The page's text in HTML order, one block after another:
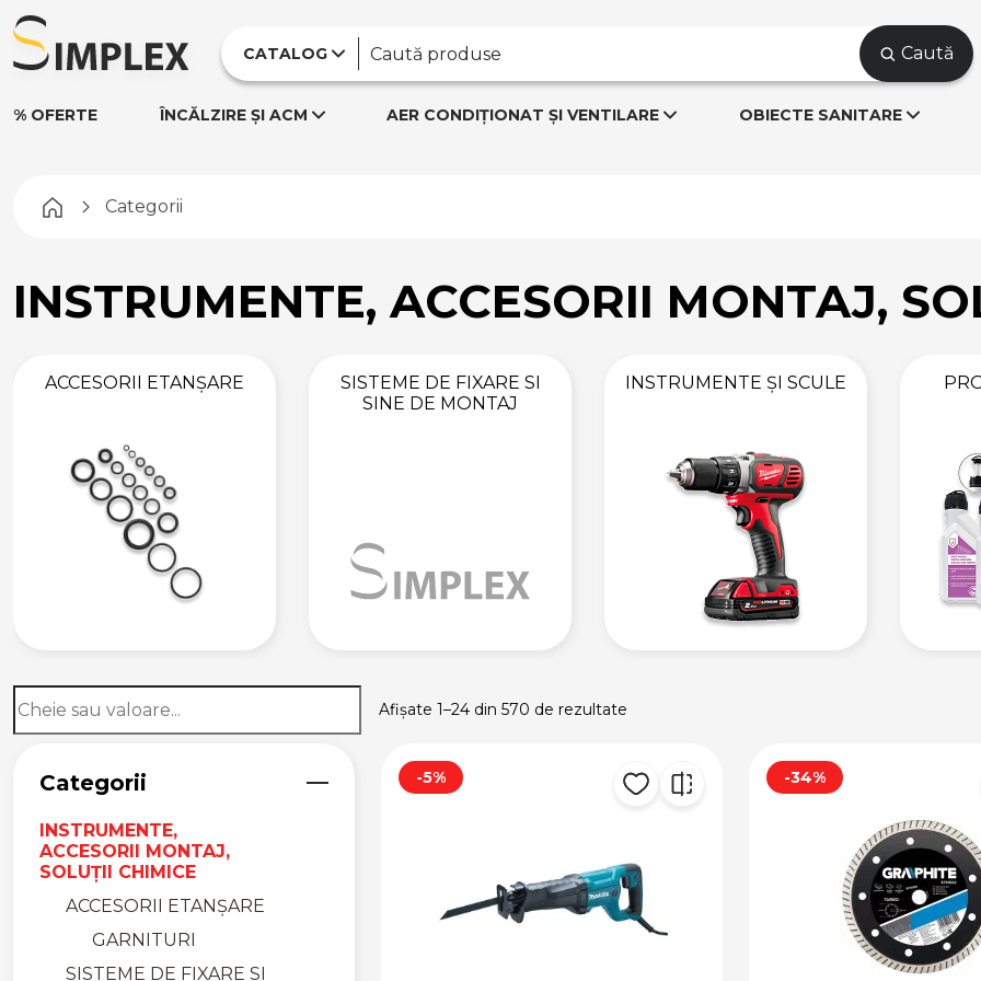
CATALOG Caută
% OFERTE ÎNCĂLZIRE ȘI ACM AER CONDIȚIONAT ȘI VENTILARE OBIECTE SANITARE
Pagina principală
Categorii
INSTRUMENTE, ACCESORII MONTAJ,
ACCESORII ETANȘARE
SISTEME DE FIXARE SI
SINE DE MONTAJ
INSTRUMENTE ȘI SCULE
Afișate 1–24 din 570 de rezultate
Categorii
INSTRUMENTE,
ACCESORII MONTAJ,
SOLUȚII CHIMICE
ACCESORII ETANȘARE
GARNITURI
SISTEME DE FIXARE SI
-5% -34%